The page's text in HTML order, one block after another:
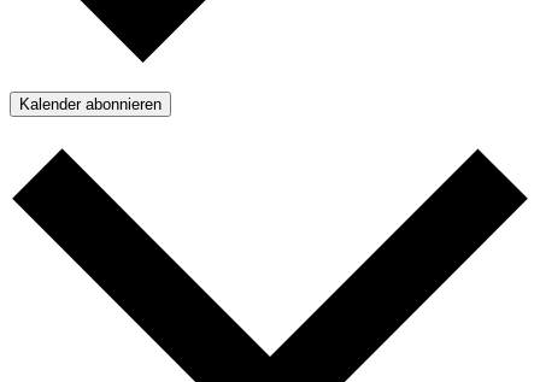
Kalender abonnieren